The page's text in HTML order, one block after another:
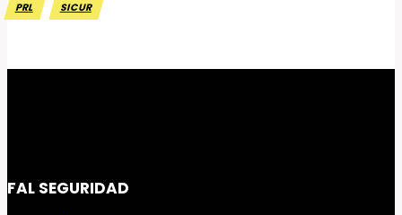
PRL SICUR
FAL SEGURIDAD